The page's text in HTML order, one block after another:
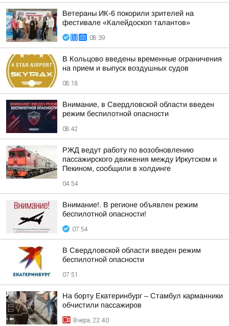
Ветераны ИК-6 покорили зрителей на
фестивале «Калейдоскоп талантов»
08:39
В Кольцово введены временные ограничения
на прием и выпуск воздушных судов
08:18
Внимание, в Свердловской области введен
режим беспилотной опасности
08:42
РЖД ведут работу по возобновлению
пассажирского движения между Иркутском и
Пекином, сообщили в холдинге
04:54
Внимание!. В регионе объявлен режим
беспилотной опасности!
07:54
В Свердловской области введен режим
беспилотной опасности
07:51
На борту Екатеринбург – Стамбул карманники
обчистили пассажиров
Вчера, 22:40